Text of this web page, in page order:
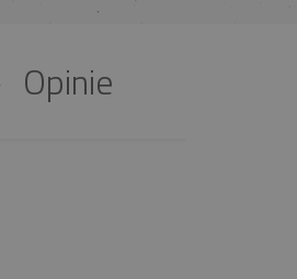
Opinie